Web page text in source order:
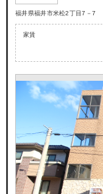
福井県福井市米松2丁目7－7
家賃